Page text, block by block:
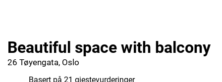
Beautiful space with balcony
26 Tøyengata, Oslo
Basert på 21 gjestevurderinger